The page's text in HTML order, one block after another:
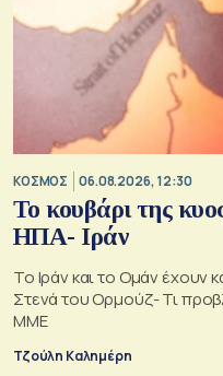
ΚΟΣΜΟΣ 06.08.2026, 12:30
Το κουβάρι της
ΗΠΑ- Ιράν
Το Ιράν και το Ομάν έχουν
Στενά του Ορμούζ- Τι προβλέπεται σύμφωνα με τα Διεθνή
ΜΜΕ
Τζούλη Καλημέρη